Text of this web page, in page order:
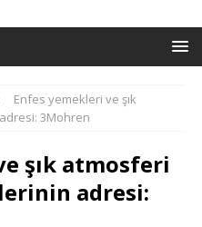
Enfes yemekleri ve şık
3Mohren
şık atmosferi
adresi: